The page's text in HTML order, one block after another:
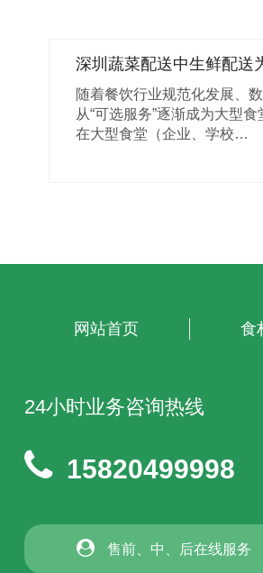
深圳蔬菜配送中生鲜配送
随着餐饮行业规范化发展、
从“可选服务”逐渐成为大型
在大型食堂（企业、学校…
网站首页 食
24小时业务咨询热线
15820499998
售前、中、后在线服务